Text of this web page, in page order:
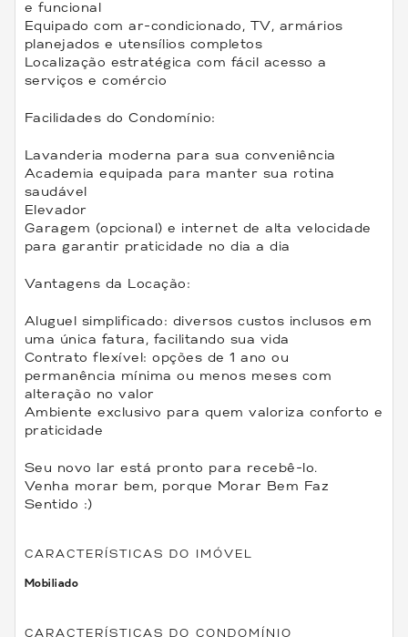
e funcional
Equipado com ar-condicionado, TV, armários
planejados e utensílios completos
Localização estratégica com fácil acesso a
serviços e comércio
Facilidades do Condomínio:
Lavanderia moderna para sua conveniência
Academia equipada para manter sua rotina
saudável
Elevador
Garagem (opcional) e internet de alta velocidade
para garantir praticidade no dia a dia
Vantagens da Locação:
Aluguel simplificado: diversos custos inclusos em
uma única fatura, facilitando sua vida
Contrato flexível: opções de 1 ano ou
permanência mínima ou menos meses com
alteração no valor
Ambiente exclusivo para quem valoriza conforto e
praticidade
Seu novo lar está pronto para recebê-lo.
Venha morar bem, porque Morar Bem Faz
Sentido :)
CARACTERÍSTICAS DO IMÓVEL
Mobiliado
CARACTERÍSTICAS DO CONDOMÍNIO